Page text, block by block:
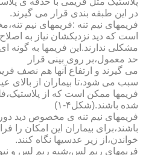
در این طبقه بندی قرار می گیرند.
فریمهای نیم تنه :فریمهای نیم
است که دید نزدیکشان نیاز به
مشکلی ندارند.این فریمها به گونه
حد معمول،بر روی بینی قرار
می گیرند و ارتفاع آنها هم نصف
سبب می شود،تا بیماران از بالای
فریمها ممکن است که از
شده باشند.(شکل۴-۱)
فریمهای نیم تنه ی مخصوص دید
باشند،برای بیماران این امکان را
خواندن،از زیر عدسیها نگاه کنند.
فریمهای ریم لس،شبه ریم لس و